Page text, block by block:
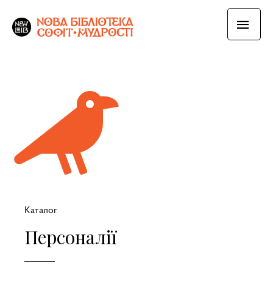
Каталог
Персоналії